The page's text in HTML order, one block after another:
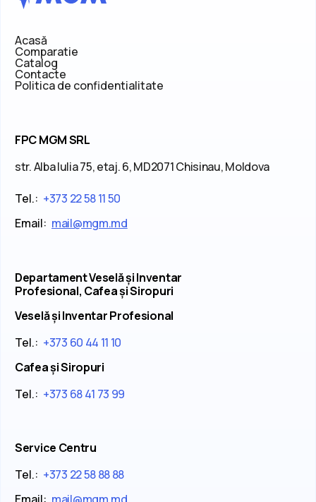
Acasă
Comparatie
Catalog
Contacte
Politica de confidentialitate
FPC MGM SRL
str. Alba Iulia 75, etaj. 6, MD2071 Chisinau, Moldova
Tel.: +373 22 58 11 50
Email: mail@mgm.md
Departament Veselă și Inventar
Profesional, Cafea și Siropuri
Veselă și Inventar Profesional
Tel.: +373 60 44 11 10
Cafea și Siropuri
Tel.: +373 68 41 73 99
Service Centru
Tel.: +373 22 58 88 88